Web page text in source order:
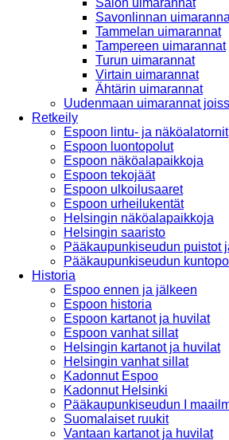
Savonlinnan
Tammelan uimarannat
Tampereen uimarannat
Turun uimarannat
Virtain uimarannat
Ähtärin uimarannat
Uudenmaan uimarannat
Retkeily
Espoon lintu- ja näköalatornit
Espoon luontopolut
Espoon näköalapaikkoja
Espoon tekojäät
Espoon ulkoilusaaret
Espoon urheilukentät
Helsingin näköalapaikkoja
Helsingin saaristo
Pääkaupunkiseudun puistot
Pääkaupunkiseudun
Historia
Espoo ennen ja jälkeen
Espoon historia
Espoon kartanot ja huvilat
Espoon vanhat sillat
Helsingin kartanot ja huvilat
Helsingin vanhat sillat
Kadonnut Espoo
Kadonnut Helsinki
Pääkaupunkiseudun I
Suomalaiset ruukit
Vantaan kartanot ja huvilat